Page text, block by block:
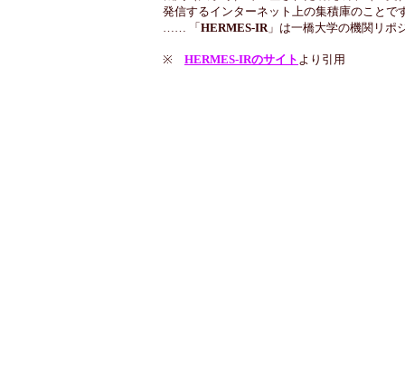
発信するインターネット上の集積庫のことで
…… 「 HERMES-IR」は一橋大学の機関リポ
※ HERMES-IRのサイト より引用